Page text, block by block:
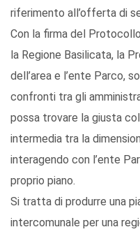
riferimento all’offerta di
Con la firma del
la Regione Basilicata, la
dell’area e l’ente Parco,
confronti tra gli
possa trovare la giusta
intermedia tra la
interagendo con l’ente
proprio piano.
Si tratta di produrre una
intercomunale per una